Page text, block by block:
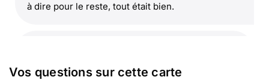
à dire pour le reste, tout était bien.
Vos questions sur cette carte